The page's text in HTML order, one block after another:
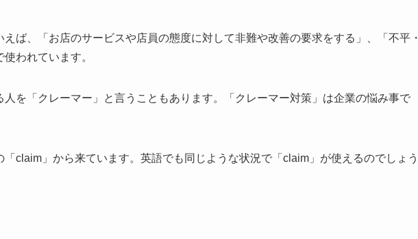
えば、「お店のサービスや店員の態度に対して非難や改善の要求をする」、「不平・
われています。
人を「クレーマー」と言うこともあります。「クレーマー対策」は企業の悩み事で
「claim」から来ています。英語でも同じような状況で「claim」が使えるのでしょう